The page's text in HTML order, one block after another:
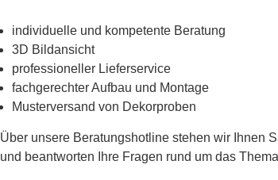
individuelle und kompetente Beratung
3D Bildansicht
professioneller Lieferservice
fachgerechter Aufbau und Montage
Musterversand von Dekorproben
Über unsere Beratungshotline stehen wir Ihnen
und beantworten Ihre Fragen rund um das